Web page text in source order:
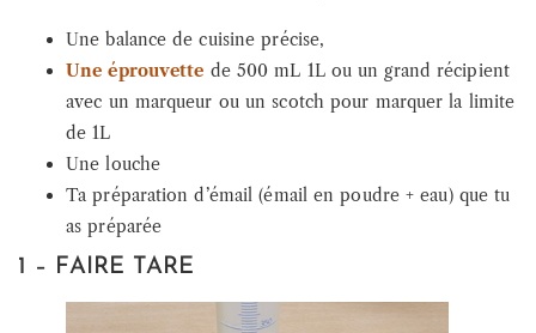
Une balance de cuisine précise,
Une éprouvette de 500 mL 1L ou un grand récipient
avec un marqueur ou un scotch pour marquer la limite
de 1L
Une louche
Ta préparation d’émail (émail en poudre + eau) que tu
as préparée
1 – FAIRE TARE